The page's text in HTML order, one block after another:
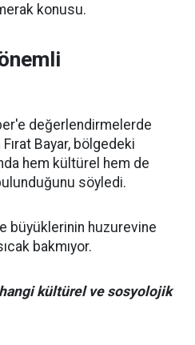
konusu.
değerlendirmelerde
Bayar, bölgedeki
hem kültürel hem de
söyledi.
büyüklerinin huzurevine
bakmıyor.
kültürel ve sosyolojik